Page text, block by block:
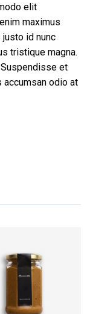
elit
maximus
id nunc
tristique magna.
et
accumsan odio at